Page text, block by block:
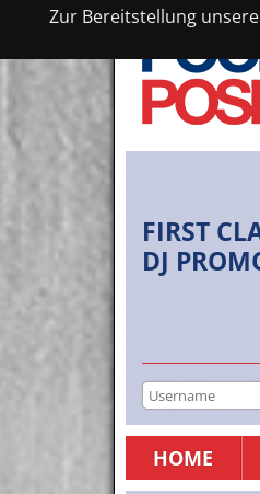
Zur Bereitstellung
FIRST
DJ
HOME